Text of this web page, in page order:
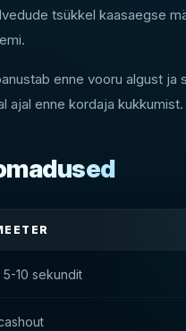
tsükkel kaasaegse
enne vooru algust ja
ajal enne kordaja kukkumist.
10 sekundit